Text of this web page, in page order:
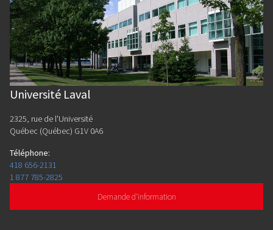
Université Laval
2325, rue de l'Université
Québec (Québec) G1V 0A6
Téléphone:
418 656-2131
1 877 785-2825
Demande d'information